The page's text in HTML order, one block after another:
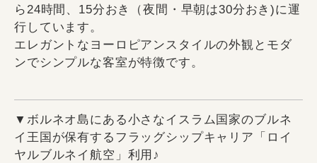
ら24時間、15分おき（夜間・早朝は30分おき)に運
行しています。
エレガントなヨーロピアンスタイルの外観とモダ
ンでシンプルな客室が特徴です。
▼ボルネオ島にある小さなイスラム国家のブルネ
イ王国が保有するフラッグシップキャリア「ロイ
ヤルブルネイ航空」利用♪